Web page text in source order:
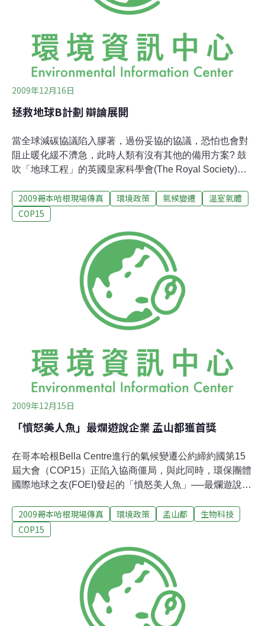
Center會場外。在聯合國所發行的紀錄片《其他六億人》
的國家身分被貶低，不免令人
2009年12月16日
拯救地球B計劃 辯論展開
當全球減碳協議陷入膠著，過份妥協的協議，恐怕也會對
阻止暖化緩不濟急，此時人類有沒有其他的備用方案? 鼓
吹「地球工程」的英國皇家科學會(The Royal Society)，
抗暖化已緩不濟急，全球應該立刻投入資金作地球工程方
面的研究。所謂的地球工程，是人類利用工程手段，阻止
程(Carbon Dioxide Removal, CDR)、以及把太陽光給擋
住的遮光地球工程(Solar Radiation Management, SRM)。
前者像是利用人造樹固碳、或是在海洋中投鐵促使藻類增
長吸碳；另一種則像是在平流層裏投入氣膠(aresol)，或是
用大船吸海水造雲把陽光給擋住。皇家科學會的科學家雪
伯(John Shepherd)，在周邊會議上分析了兩種手法的利
弊，包括像是移碳地球工程比較耗時，但大多數
2009哥本哈根現場傳真 環境政策 氣候變遷
溫室氣體
COP15
2009年12月15日
「憤怒美人魚」最爛遊說企業 孟山都獲首獎
在哥本哈根Bella Centre進行的氣候變遷公約締約國第15
屆大會（COP15）正陷入協商僵局，與此同時，環保團體
國際地球之友(FOEI)發起的「憤怒美人魚」──最爛遊說企
於「氣候論壇09」會場宣佈得獎者為孟山都(Monsanto)。
娜歐蜜‧萊恩表示，儘管在COP15會場的Bella Centre每天
票選的是國家政府，而不是在背後遊說，更具重要性的企
業。因此，「憤怒美人魚」獎項即是讓公民社會了解不可
告人的政商勾結手段，並有挺身而出，奪回公民權力的的
行動機會。孟山都獲得首獎，得票率為33%；第二名和第
三名分別為殼牌石油和美國石油協會(American Petroleum
2009哥本哈根現場傳真 環境政策 孟山都
生物科技
COP15